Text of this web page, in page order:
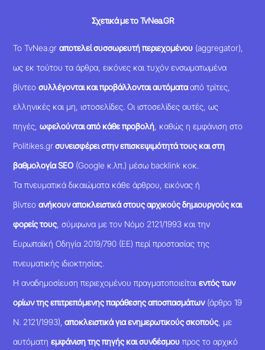
Σχετικά με το TvNea.GR
Το TvNea.grαποτελεί συσσωρευτή περιεχομένου (aggregator),
ως εκ τούτου τα άρθρα, εικόνες και τυχόν ενσωματωμένα
βίντεοσυλλέγονται και προβάλλονται αυτόματααπό τρίτες,
ελληνικές και μη, ιστοσελίδες. Οι ιστοσελίδες αυτές, ως
πηγές,ωφελούνται από κάθε προβολή , καθώς η εμφάνιση στο
Politikes.grσυνεισφέρει στην επισκεψιμότητά τους και στη
βαθμολογία SEO (Google κ.λπ.) μέσω backlink κοκ.
Τα πνευματικά δικαιώματα κάθε άρθρου, εικόνας ή
βίντεοανήκουν αποκλειστικά στους αρχικούς δημιουργούς και
φορείς τους , σύμφωνα με τον Νόμο 2121/1993 και την
Ευρωπαϊκή Οδηγία 2019/790 (ΕΕ) περί προστασίας της
πνευματικής ιδιοκτησίας.
Η αναδημοσίευση περιεχομένου πραγματοποιείταιεντός των
ορίων της επιτρεπόμενης παράθεσης αποσπασμάτων(άρθρο 19
Ν. 2121/1993), αποκλειστικά για ενημερωτικούς σκοπούς , με
αυτόματηεμφάνιση της πηγής και συνδέσμου προς το αρχικό